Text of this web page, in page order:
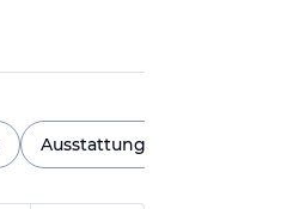
Ausstattung